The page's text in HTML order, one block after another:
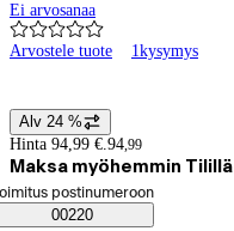
Ei arvosanaa
Arvostele tuote 1kysymys
Hintatiedot
Alv 24 %
Hinta 94,99 €. 94,99
Maksa myöhemmin Tilillä
Saatavuustiedot
tilaustapa
postinumeroon
00220